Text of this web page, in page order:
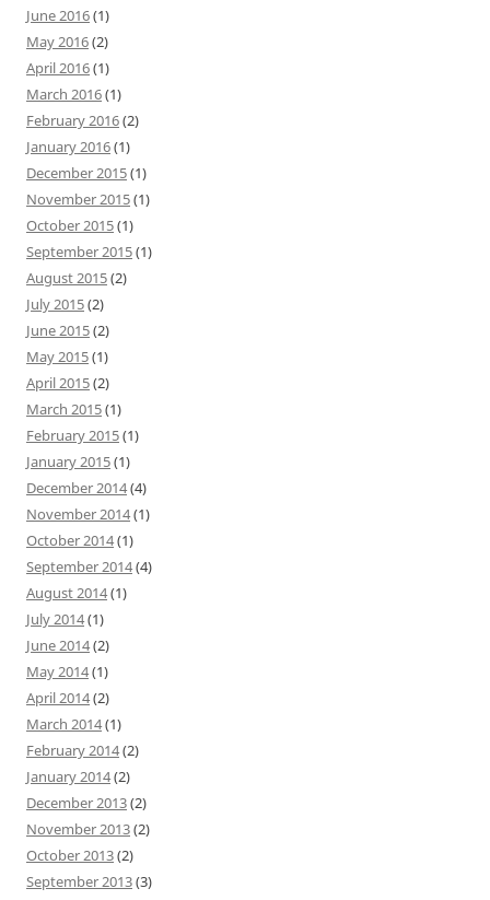
June 2016(1)
May 2016(2)
April 2016(1)
March 2016(1)
February 2016(2)
January 2016(1)
December 2015(1)
November 2015(1)
October 2015(1)
September 2015(1)
August 2015(2)
July 2015(2)
June 2015(2)
May 2015(1)
April 2015(2)
March 2015(1)
February 2015(1)
January 2015(1)
December 2014(4)
November 2014(1)
October 2014(1)
September 2014(4)
August 2014(1)
July 2014(1)
June 2014(2)
May 2014(1)
April 2014(2)
March 2014(1)
February 2014(2)
January 2014(2)
December 2013(2)
November 2013(2)
October 2013(2)
September 2013(3)